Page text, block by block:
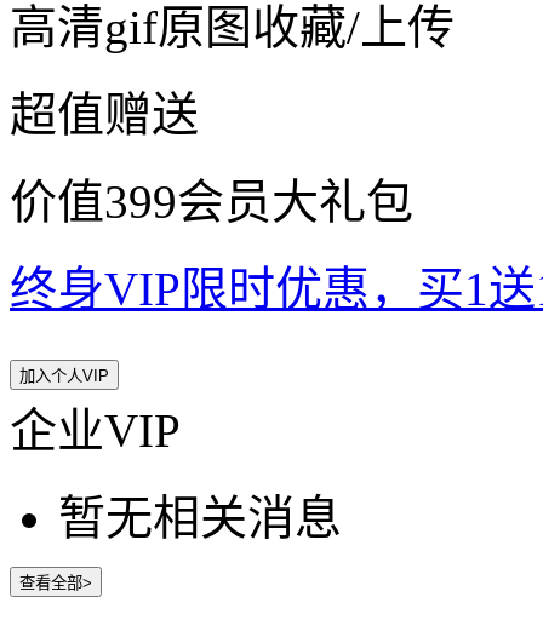
高清gif原图收藏/上传
超值赠送
价值399会员大礼包
终身VIP限时优惠，买1
加入个人VIP
企业VIP
暂无相关消息
查看全部>